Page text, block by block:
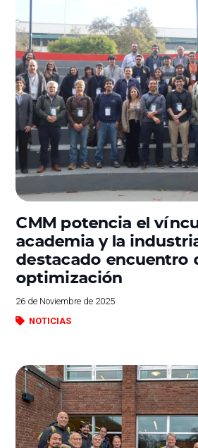
CMM potencia el
academia y la
destacado encuentro
optimización
26 de Noviembre de 2025
NOTICIAS